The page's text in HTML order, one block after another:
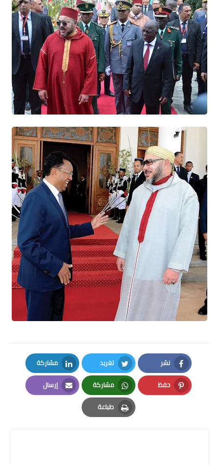
نشر
Facebook
تغريد
Twitter
مشاركة
LinkedIn
حفظ
Pinterest
مشاركة
Whatsapp
إرسال
Email
طباعة
Print